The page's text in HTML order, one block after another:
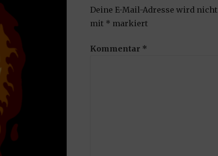
Deine E-Mail-Adresse wird
mit * markiert
Kommentar *